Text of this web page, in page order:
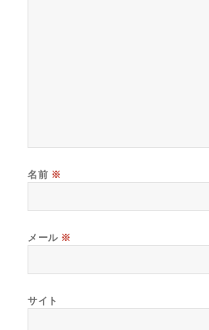
名前 ※
メール ※
サイト